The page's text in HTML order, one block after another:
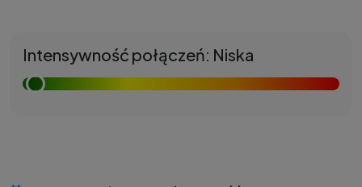
Intensywność połączeń: Niska